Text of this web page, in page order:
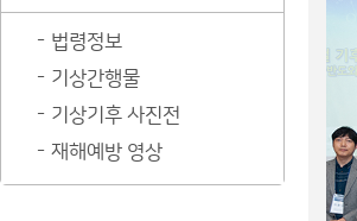
법령정보
기상간행물
기상기후 사진전
재해예방 영상